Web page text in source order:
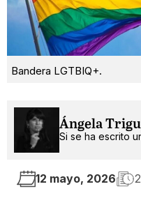
Bandera LGTBIQ+.
Ángela
Si se ha escrito
12 mayo, 2026